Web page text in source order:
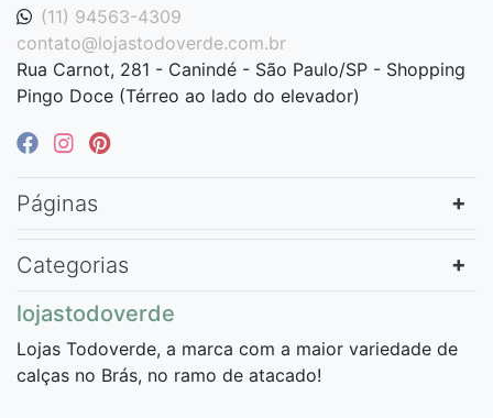
(11) 94563-4309
contato@lojastodoverde.com.br
Rua Carnot, 281 - Canindé - São Paulo/SP - Shopping
Pingo Doce (Térreo ao lado do elevador)
Páginas
Categorias
lojastodoverde
Lojas Todoverde, a marca com a maior variedade de
calças no Brás, no ramo de atacado!